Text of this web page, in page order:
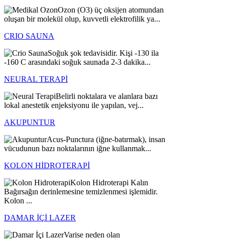
Ozon (O3) üç oksijen atomundan
oluşan bir molekül olup, kuvvetli elektrofilik ya...
CRIO SAUNA
Soğuk şok tedavisidir. Kişi -130 ila
-160 C arasındaki soğuk saunada 2-3 dakika...
NEURAL TERAPİ
Belirli noktalara ve alanlara bazı
lokal anestetik enjeksiyonu ile yapılan, vej...
AKUPUNTUR
Acus-Punctura (iğne-batırmak), insan
vücudunun bazı noktalarının iğne kullanmak...
KOLON HİDROTERAPİ
Kolon Hidroterapi Kalın
Bağırsağın derinlemesine temizlenmesi işlemidir.
Kolon ...
DAMAR İÇİ LAZER
Varise neden olan